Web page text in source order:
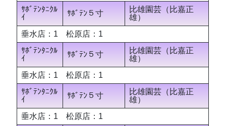
ｻﾎﾞﾃﾝﾀﾆｸﾙ
ｲ
ｻﾎﾞﾃﾝ５寸
比雄園芸（比嘉正
雄）
垂水店：1 松原店：1
ｻﾎﾞﾃﾝﾀﾆｸﾙ
ｲ
ｻﾎﾞﾃﾝ５寸
比雄園芸（比嘉正
雄）
垂水店：1 松原店：1
ｻﾎﾞﾃﾝﾀﾆｸﾙ
ｲ
ｻﾎﾞﾃﾝ５寸
比雄園芸（比嘉正
雄）
垂水店：1 松原店：1